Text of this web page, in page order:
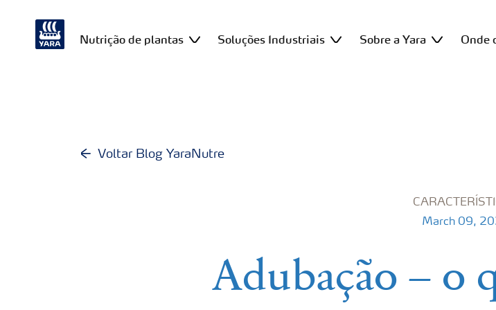
Nutrição de plantas Soluções Industriais Sobre a Yara Onde
Voltar Blog YaraNutre
March 09,
Adubação – o